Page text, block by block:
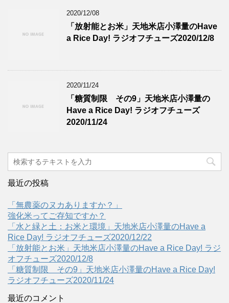
2020/12/08
「放射能とお米」天地米店小澤量のHave
a Rice Day! ラジオフチューズ2020/12/8
2020/11/24
「糖質制限 その9」天地米店小澤量の
Have a Rice Day! ラジオフチューズ
2020/11/24
最近の投稿
「無農薬のヌカありますか？」
強化米ってご存知ですか？
「水と緑と土：お米と環境」天地米店小澤量のHave a
Rice Day! ラジオフチューズ2020/12/22
「放射能とお米」天地米店小澤量のHave a Rice Day! ラジ
オフチューズ2020/12/8
「糖質制限 その9」天地米店小澤量のHave a Rice Day!
ラジオフチューズ2020/11/24
最近のコメント